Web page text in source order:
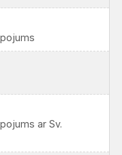
ar Sv.